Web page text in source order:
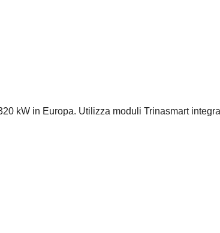
kW in Europa. Utilizza moduli Trinasmart